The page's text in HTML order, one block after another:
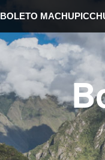
BOLETO